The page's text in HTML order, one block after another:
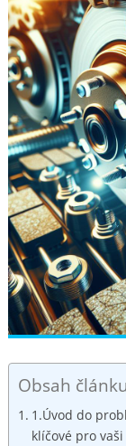
Obsah článku
1.Úvod do
klíčové pro